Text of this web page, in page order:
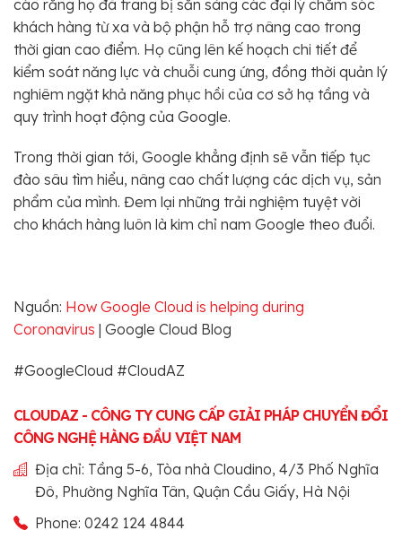
cáo rằng họ đã trang bị sẵn sàng các đại lý chăm sóc
khách hàng từ xa và bộ phận hỗ trợ nâng cao trong
thời gian cao điểm. Họ cũng lên kế hoạch chi tiết để
kiểm soát năng lực và chuỗi cung ứng, đồng thời quản lý
nghiêm ngặt khả năng phục hồi của cơ sở hạ tầng và
quy trình hoạt động của Google.
Trong thời gian tới, Google khẳng định sẽ vẫn tiếp tục
đào sâu tìm hiểu, nâng cao chất lượng các dịch vụ, sản
phẩm của mình. Đem lại những trải nghiệm tuyệt vời
cho khách hàng luôn là kim chỉ nam Google theo đuổi.
Nguồn: How Google Cloud is helping during
Coronavirus | Google Cloud Blog
#GoogleCloud #CloudAZ
CLOUDAZ - CÔNG TY CUNG CẤP GIẢI PHÁP CHUYỂN ĐỔI
CÔNG NGHỆ HÀNG ĐẦU VIỆT NAM
Địa chỉ: Tầng 5-6, Tòa nhà Cloudino, 4/3 Phố Nghĩa
Đô, Phường Nghĩa Tân, Quận Cầu Giấy, Hà Nội
Phone: 0242 124 4844